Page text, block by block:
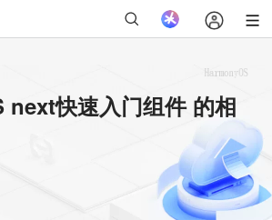
next快速入门组件 的相